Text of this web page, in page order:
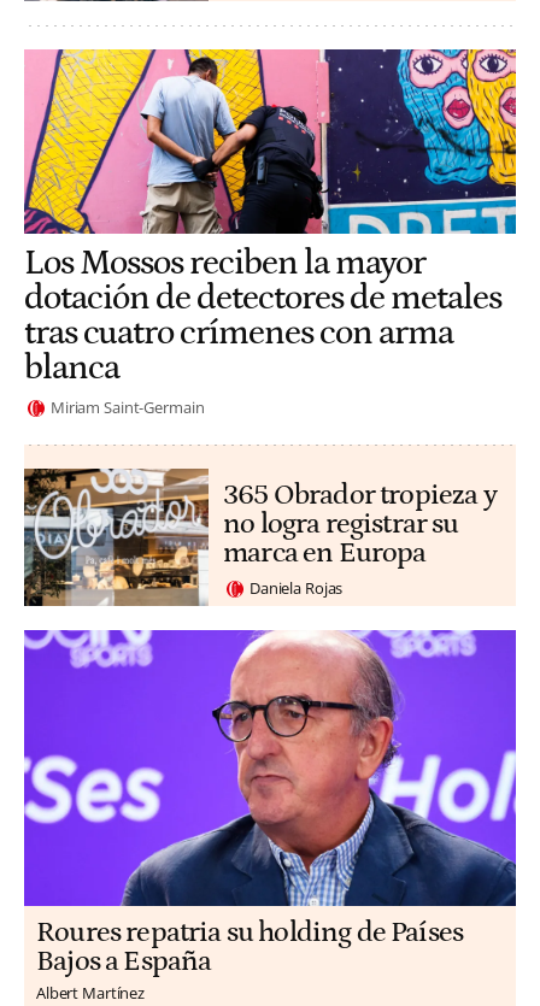
Los Mossos reciben la mayor
dotación de detectores de metales
tras cuatro crímenes con arma
blanca
Miriam Saint-Germain
365 Obrador tropieza y
no logra registrar su
marca en Europa
Daniela Rojas
Roures repatria su holding de Países
Bajos a España
Albert Martínez